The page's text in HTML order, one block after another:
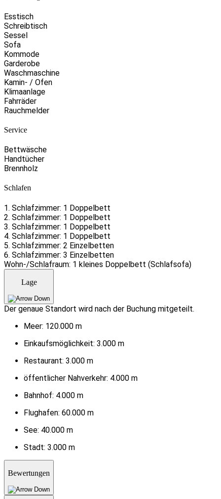
Esstisch
Schreibtisch
Sessel
Sofa
Kommode
Garderobe
Waschmaschine
Kamin- / Ofen
Klimaanlage
Fahrräder
Rauchmelder
Service
Bettwäsche
Handtücher
Brennholz
Schlafen
1. Schlafzimmer: 1 Doppelbett
2. Schlafzimmer: 1 Doppelbett
3. Schlafzimmer: 1 Doppelbett
4. Schlafzimmer: 1 Doppelbett
5. Schlafzimmer: 2 Einzelbetten
6. Schlafzimmer: 3 Einzelbetten
Wohn-/Schlafraum: 1 kleines Doppelbett (Schlafsofa)
Lage
Der genaue Standort wird nach der Buchung mitgeteilt.
Meer: 120.000 m
Einkaufsmöglichkeit: 3.000 m
Restaurant: 3.000 m
öffentlicher Nahverkehr: 4.000 m
Bahnhof: 4.000 m
Flughafen: 60.000 m
See: 40.000 m
Stadt: 3.000 m
Bewertungen